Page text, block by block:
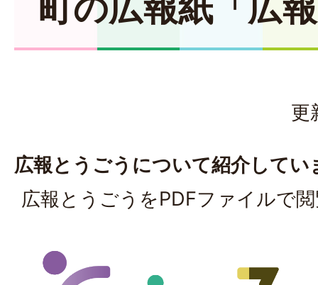
更
広報とうごうについて紹介してい
広報とうごうをPDFファイルで